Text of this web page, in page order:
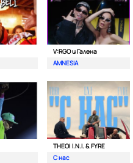
V:RGO и Галена
AMNESIA
THEO| I.N.I. & FYRE
С нас